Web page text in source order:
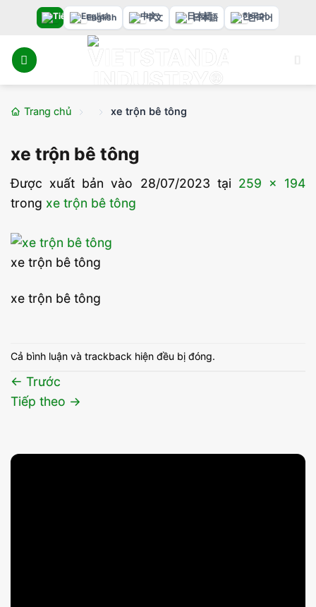
nội
dung
English 中文 日本語 한국어
Trang chủ xe trộn bê tông
xe trộn bê tông
Được xuất bản vào 28/07/2023 tại 259 × 194
trong xe trộn bê tông
xe trộn bê tông
xe trộn bê tông
Cả bình luận và trackback hiện đều bị đóng.
← Trước
Tiếp theo →